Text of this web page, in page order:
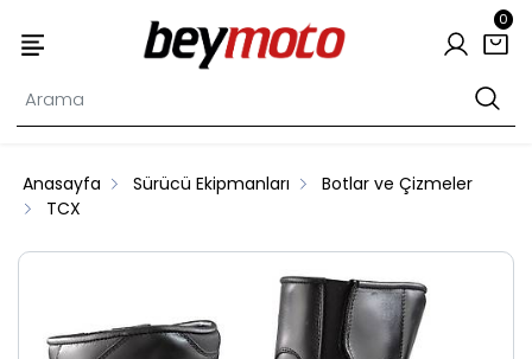
0
Anasayfa Sürücü Ekipmanları
Botlar ve Çizmeler
TCX